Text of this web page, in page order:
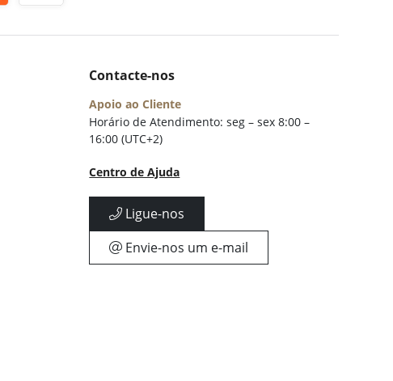
Contacte-nos
Apoio ao Cliente
Horário de Atendimento: seg – sex 8:00 –
16:00 (UTC+2)
Centro de Ajuda
Ligue-nos
Envie-nos um e-mail